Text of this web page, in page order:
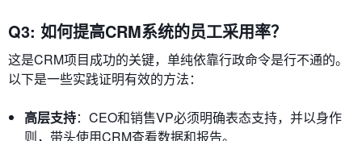
Q3: 如何提高CRM系统的员工采用率？
这是CRM项目成功的关键，单纯依靠行政命令是行不通的。
以下是一些实践证明有效的方法：
高层支持：CEO和销售VP必须明确表态支持，并以身作
则，带头使用CRM查看数据和报告。